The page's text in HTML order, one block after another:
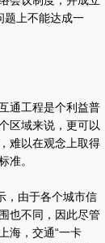
题上不能达成一
通工程是个利益普
区域来说，更可以
难以在观念上取得
准。
由于各个城市信
也不同，因此尽管
海，交通“一卡